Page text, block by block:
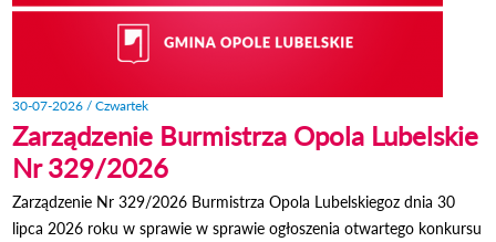
30-07-2026 / Czwartek
Zarządzenie Burmistrza Opola Lubelskie
Nr 329/2026
Zarządzenie Nr 329/2026 Burmistrza Opola Lubelskiegoz dnia 30
lipca 2026 roku w sprawie w sprawie ogłoszenia otwartego konkursu